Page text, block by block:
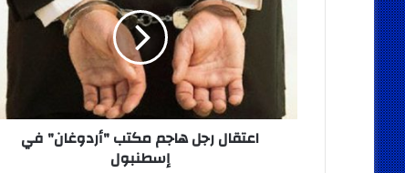
مكتب
"أردوغان"
في
إسطنبول
اعتقال رجل هاجم مكتب "أردوغان" في
إسطنبول